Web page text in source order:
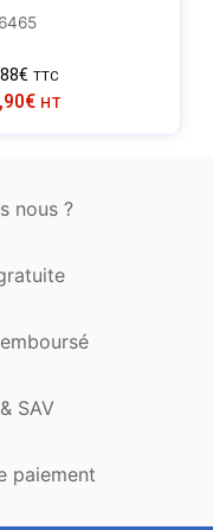
€ TTC
€ HT
nous ?
SAV
paiement